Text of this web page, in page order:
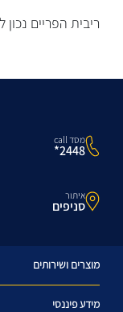
ריבית הפריים נכון ליום 29.05.2026
מסד call
2448*
איתור
סניפים
מוצרים ושירותים
מידע פיננסי